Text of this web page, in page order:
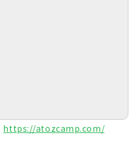
https://atozcamp.com/